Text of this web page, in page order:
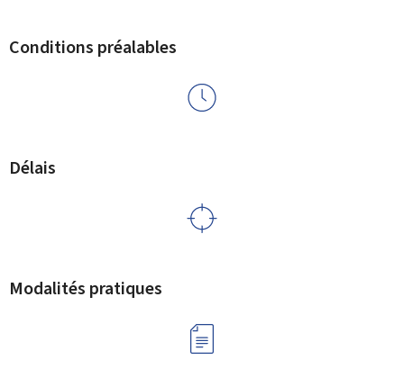
Conditions préalables
Délais
Modalités pratiques